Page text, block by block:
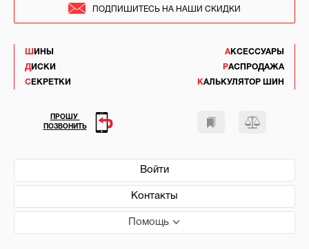
ШИНЫ
ДИСКИ
СЕКРЕТКИ
АКСЕССУАРЫ
РАСПРОДАЖА
КАЛЬКУЛЯТОР ШИН
Войти
Контакты
Помощь
ПОДПИШИТЕСЬ НА НАШИ СКИДКИ
ПРОШУ
ПОЗВОНИТЬ